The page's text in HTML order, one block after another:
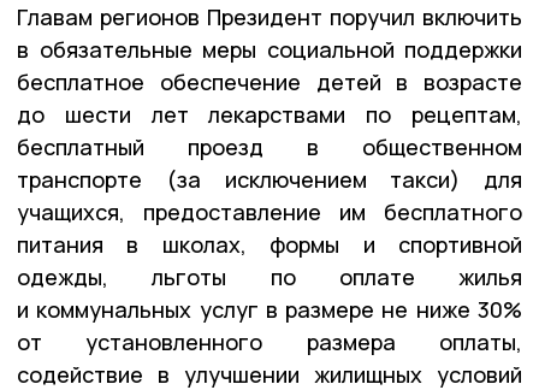
Главам регионов Президент поручил включить
в обязательные меры социальной поддержки
бесплатное обеспечение детей в возрасте
до шести лет лекарствами по рецептам,
бесплатный проезд в общественном
транспорте (за исключением такси) для
учащихся, предоставление им бесплатного
питания в школах, формы и спортивной
одежды, льготы по оплате жилья
и коммунальных услуг в размере не ниже 30%
от установленного размера оплаты,
содействие в улучшении жилищных условий